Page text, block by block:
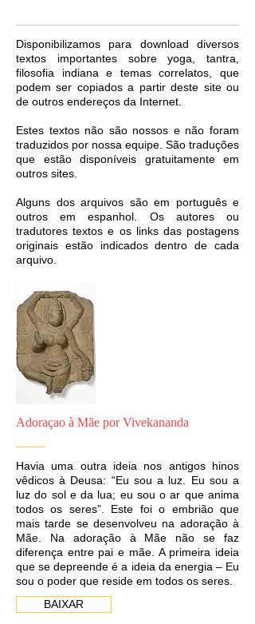
Disponibilizamos para download diversos
textos importantes sobre yoga, tantra,
filosofia indiana e temas correlatos, que
podem ser copiados a partir deste site ou
de outros endereços da Internet.
Estes textos não são nossos e não foram
traduzidos por nossa equipe. São traduções
que estão disponíveis gratuitamente em
outros sites.
Alguns dos arquivos são em português e
outros em espanhol. Os autores ou
tradutores textos e os links das postagens
originais estão indicados dentro de cada
arquivo.
Adoraçao à Mãe por Vivekananda
Havia uma outra ideia nos antigos hinos
vêdicos à Deusa: “Eu sou a luz. Eu sou a
luz do sol e da lua; eu sou o ar que anima
todos os seres”. Este foi o embrião que
mais tarde se desenvolveu na adoração à
Mãe. Na adoração à Mãe não se faz
diferença entre pai e mãe. A primeira ideia
que se depreende é a ideia da energia – Eu
sou o poder que reside em todos os seres.
BAIXAR